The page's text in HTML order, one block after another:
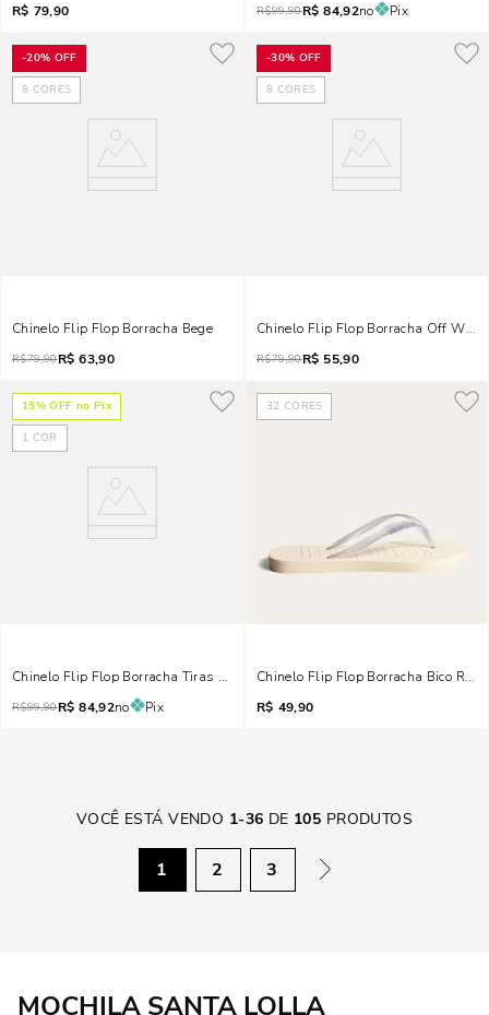
R$ 79,90 R$99,90R$ 84,92no Pix
-20% OFF
8 CORES
Chinelo Flip Flop Borracha Bege
R$79,90R$ 63,90
-30% OFF
8 CORES
Chinelo Flip Flop Borracha Off White
R$79,90R$ 55,90
15% OFF no Pix
1 COR
Chinelo Flip Flop Borracha Tiras Strass Brilho Bege
R$99,90R$ 84,92no Pix
32 CORES
Chinelo Flip Flop Borracha Bico
R$ 49,90
VOCÊ ESTÁ VENDO 1-36 DE 105 PRODUTOS
1 2 3
MOCHILA SANTA LOLLA